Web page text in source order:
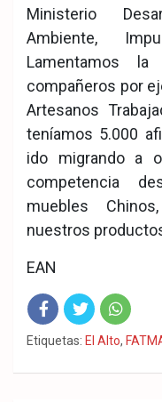
Ministerio
Ambiente,
Lamentamos
compañeros por
Artesanos
teníamos 5.000
ido migrando a
competencia
muebles
nuestros
EAN
Fac
eb
Twit
ter
Wha
tsA
Etiquetas: El Alto,